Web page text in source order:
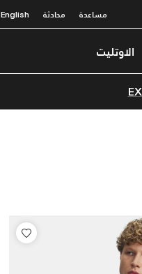
مساعدة محادثة English
الاوتليت